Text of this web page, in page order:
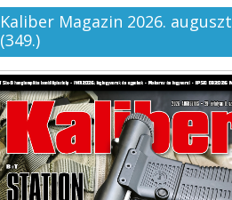
Kaliber Magazin 2026.
(349.)